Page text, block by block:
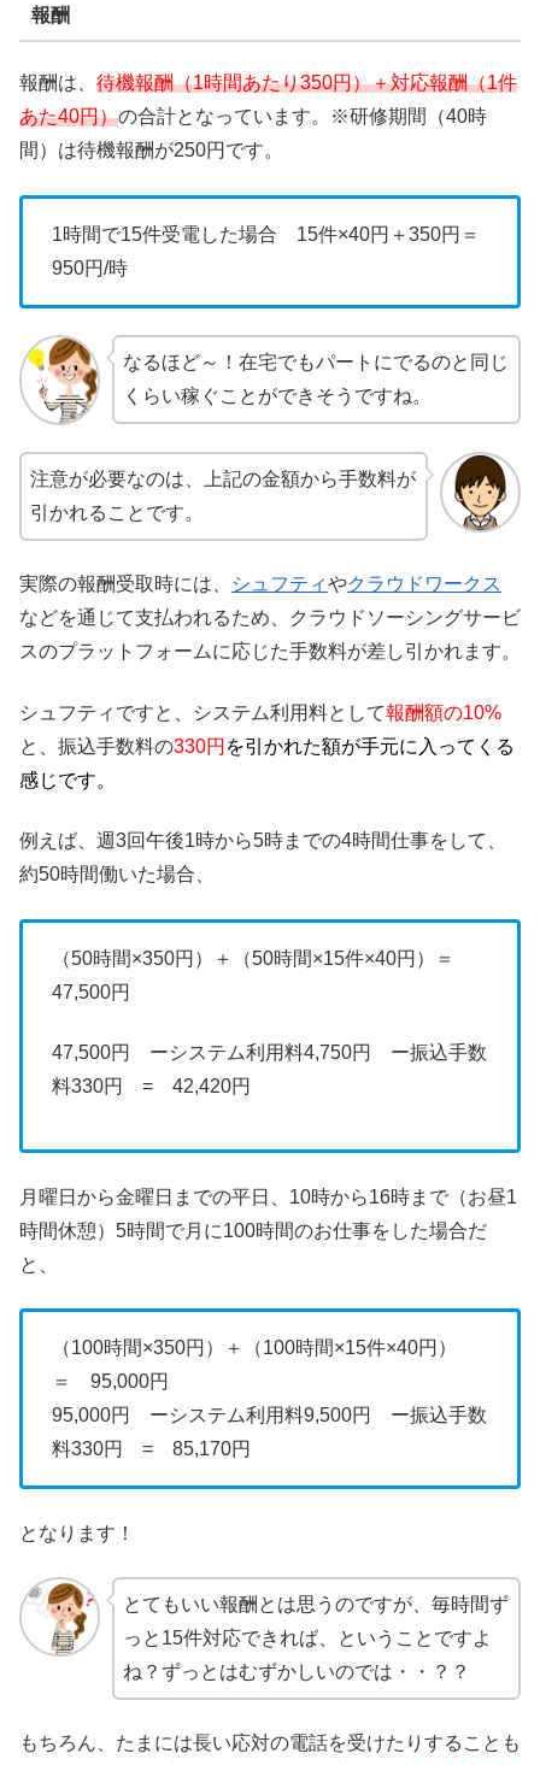
報酬
報酬は、 待機報酬（1時間あたり350円）＋対応報酬（1件
あた40円）の合計となっています。※研修期間（40時
間）は待機報酬が250円です。
1時間で15件受電した場合 15件×40円＋350円＝
950円/時
なるほど～！在宅でもパートにでるのと同じ
くらい稼ぐことができそうですね。
注意が必要なのは、上記の金額から手数料が
引かれることです。
実際の報酬受取時には、 シュフティやクラウドワークス
などを通じて支払われるため、クラウドソーシングサービ
スのプラットフォームに応じた手数料が差し引かれます。
シュフティですと、システム利用料として報酬額の10%
と、振込手数料の330円 を引かれた額が手元に入ってくる
感じです。
例えば、週3回午後1時から5時までの4時間仕事をして、
約50時間働いた場合、
（50時間×350円）＋（50時間×15件×40円）＝
47,500円
47,500円 ーシステム利用料4,750円 ー振込手数
料330円 = 42,420円
月曜日から金曜日までの平日、10時から16時まで（お昼1
時間休憩）5時間で月に100時間のお仕事をした場合だ
と、
（100時間×350円）＋（100時間×15件×40円）
＝ 95,000円
95,000円 ーシステム利用料9,500円 ー振込手数
料330円 = 85,170円
となります！
とてもいい報酬とは思うのですが、毎時間ず
っと15件対応できれば、ということですよ
ね？ずっとはむずかしいのでは・・？？
もちろん、たまには長い応対の電話を受けたりすることも